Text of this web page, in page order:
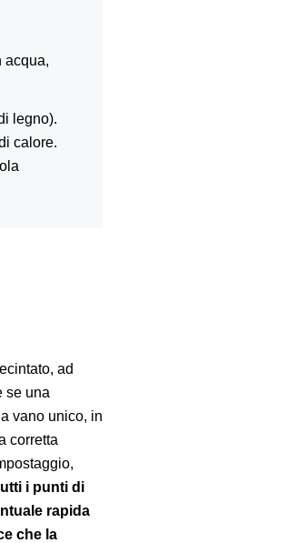
acqua,
legno).
calore.
ad
se una
vano unico, in
corretta
i punti di
rapida
che la